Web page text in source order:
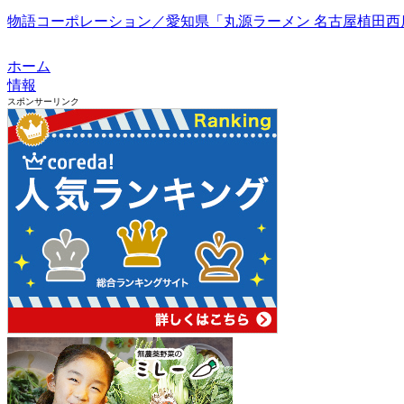
物語コーポレーション／愛知県「丸源ラーメン 名古屋植田
ホーム
情報
スポンサーリンク